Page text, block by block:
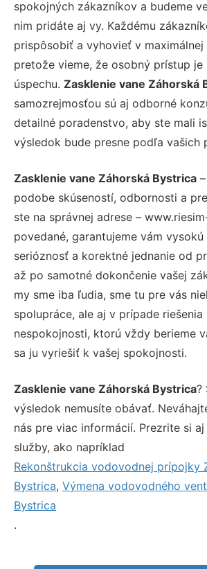
spokojných zákazníkov a budeme
nim pridáte aj vy. Každému
prispôsobiť a vyhovieť v maximálnej
pretože vieme, že osobný prístup je
úspechu. Zasklenie vane Záhorská
samozrejmosťou sú aj odborné
detailné poradenstvo, aby ste mali
výsledok bude presne podľa vašich
Zasklenie vane Záhorská Bystrica
podobe skúseností, odbornosti a
ste na správnej adrese –
povedané, garantujeme vám
serióznosť a korektné jednanie od
až po samotné dokončenie vašej
my sme iba ľudia, sme tu pre vás
spolupráce, ale aj v prípade riešenia
nespokojnosti, ktorú vždy berieme
sa ju vyriešiť k vašej spokojnosti.
Zasklenie vane Záhorská Bystrica?
výsledok nemusíte obávať.
nás pre viac informácií. Prezrite si
služby, ako napríklad
Rekonštrukcia vodovodnej prípojky
Bystrica, Výmena vodovodného
Bystrica
.